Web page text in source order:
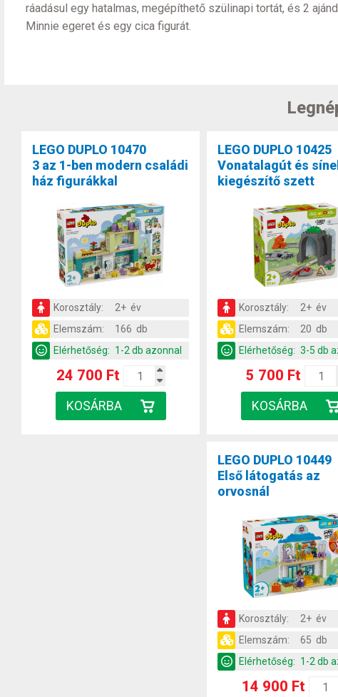
ráadásul egy hatalmas, megépíthető szülinapi tortát, és 2
Minnie egeret és egy cica figurát.
LEGO DUPLO 10470
3 az 1-ben modern családi
ház figurákkal
Korosztály:
2+ év
Elemszám:
166 db
Elérhetőség: 1-2 db azonnal
24 700 Ft
LEGO DUPLO 10425
Vonatalagút és
kiegészítő szett
Korosztály:
2+ év
Elemszám:
20 db
Elérhetőség: 3-5 db
5 700 Ft
LEGO DUPLO 10449
Első látogatás az
orvosnál
Korosztály:
2+ év
Elemszám:
65 db
Elérhetőség: 1-2 db
14 900 Ft